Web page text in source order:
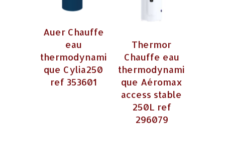
Auer Chauffe
eau
thermodynami
que Cylia250
ref 353601
Thermor
Chauffe eau
thermodynami
que Aéromax
access stable
250L ref
296079